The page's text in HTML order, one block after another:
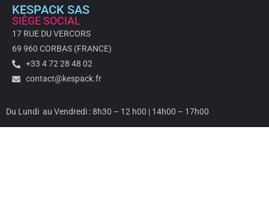
KESPACK SAS
SIÈGE SOCIAL
17 RUE DU VERCORS
69 960 CORBAS (FRANCE)
+33 4 72 28 48 02
contact@kespack.fr
Du Lundi au Vendredi : 8h30 – 12 h00 | 14h00 – 17h00